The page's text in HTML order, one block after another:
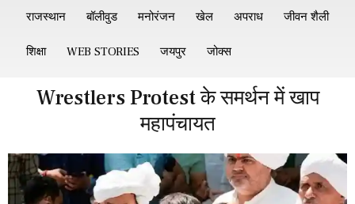
राजस्थान बॉलीवुड मनोरंजन खेल अपराध जीवन शैली
शिक्षा WEB STORIES जयपुर जोक्स
Wrestlers Protest के समर्थन में खाप
महापंचायत